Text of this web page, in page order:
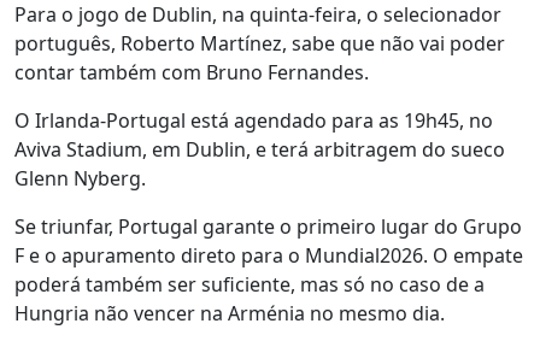
Para o jogo de Dublin, na quinta-feira, o selecionador
português, Roberto Martínez, sabe que não vai poder
contar também com Bruno Fernandes.
O Irlanda-Portugal está agendado para as 19h45, no
Aviva Stadium, em Dublin, e terá arbitragem do sueco
Glenn Nyberg.
Se triunfar, Portugal garante o primeiro lugar do Grupo
F e o apuramento direto para o Mundial2026. O empate
poderá também ser suficiente, mas só no caso de a
Hungria não vencer na Arménia no mesmo dia.